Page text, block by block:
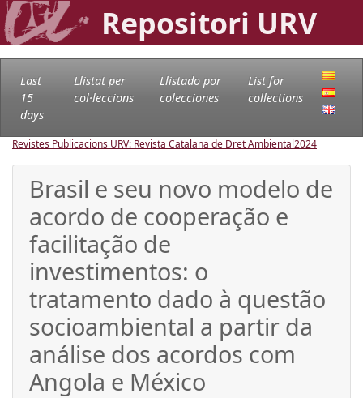
Repositori URV
Last
15
days
Llistat per
col·leccions
Llistado por
colecciones
List for
collections
Revistes Publicacions URV: Revista Catalana de Dret Ambiental2024
Brasil e seu novo modelo de
acordo de cooperação e
facilitação de
investimentos: o
tratamento dado à questão
socioambiental a partir da
análise dos acordos com
Angola e México